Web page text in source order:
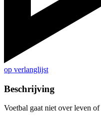
op verlanglijst
Beschrijving
Voetbal gaat niet over leven